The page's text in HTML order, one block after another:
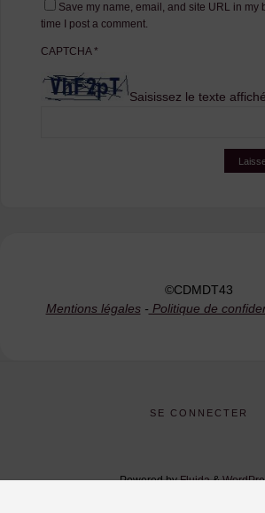
Save my name, email, and site URL in my
time I post a comment.
CAPTCHA*
Saisissez le texte
©CDMDT43
Mentions légales- Politique de
SE CONNECTER
Powered byFluida&